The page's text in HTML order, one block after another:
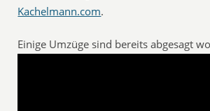
Kachelmann.com.
Einige Umzüge sind bereits abgesagt